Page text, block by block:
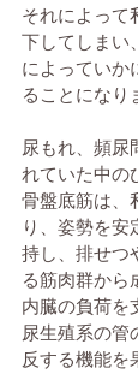
それによって
下してしまい
によっていか
ることになり
尿もれ、頻尿
れていた中の
骨盤底筋は、
り、姿勢を安
持し、排せつ
る筋肉群から
内臓の負荷を
尿生殖系の管
反する機能を